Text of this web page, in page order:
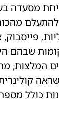
מסעדה
פייסבוק,
שבהם
המלצות,
כולל